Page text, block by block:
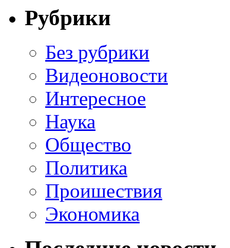
Рубрики
Без рубрики
Видеоновости
Интересное
Наука
Общество
Политика
Проишествия
Экономика